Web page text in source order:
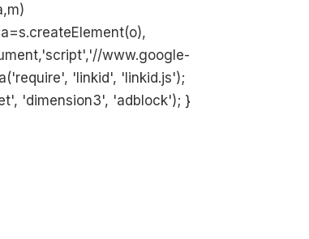
www.google-
'linkid', 'linkid.js');
'dimension3', 'adblock'); }